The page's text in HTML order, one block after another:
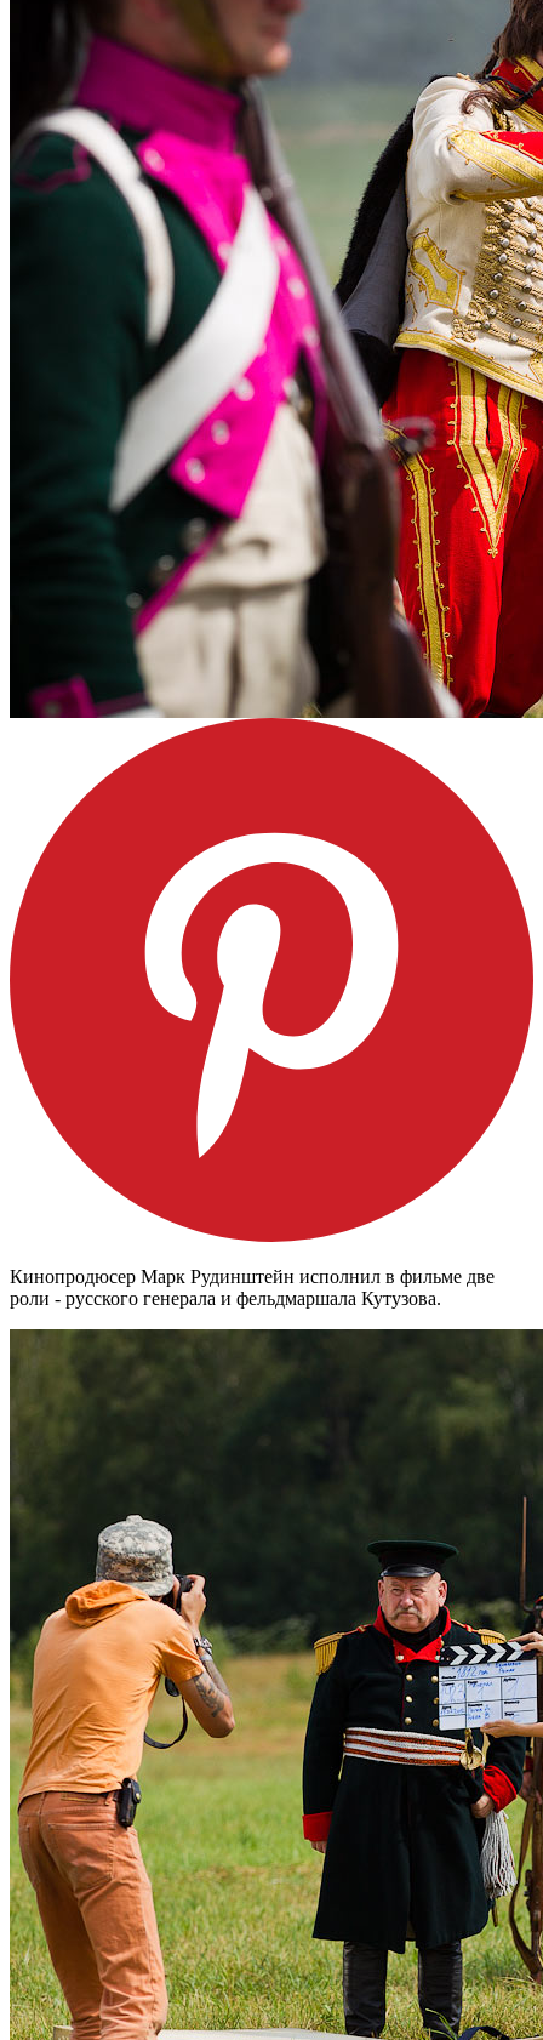
Кинопродюсер Марк Рудинштейн исполнил в фильме две
роли - русского генерала и фельдмаршала Кутузова.